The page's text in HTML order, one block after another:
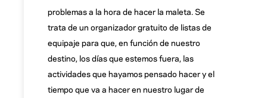
problemas a la hora de hacer la maleta. Se
trata de un organizador gratuito de listas de
equipaje para que, en función de nuestro
destino, los días que estemos fuera, las
actividades que hayamos pensado hacer y el
tiempo que va a hacer en nuestro lugar de